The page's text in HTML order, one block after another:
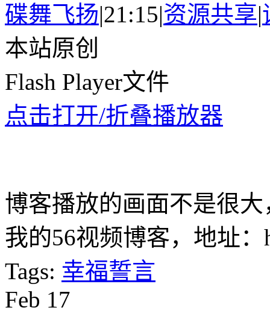
碟舞飞扬|21:15|资源共享|
本站原创
Flash Player文件
点击打开/折叠播放器
博客播放的画面不是很
我的56视频博客，地址：
Tags: 幸福誓言
Feb 17